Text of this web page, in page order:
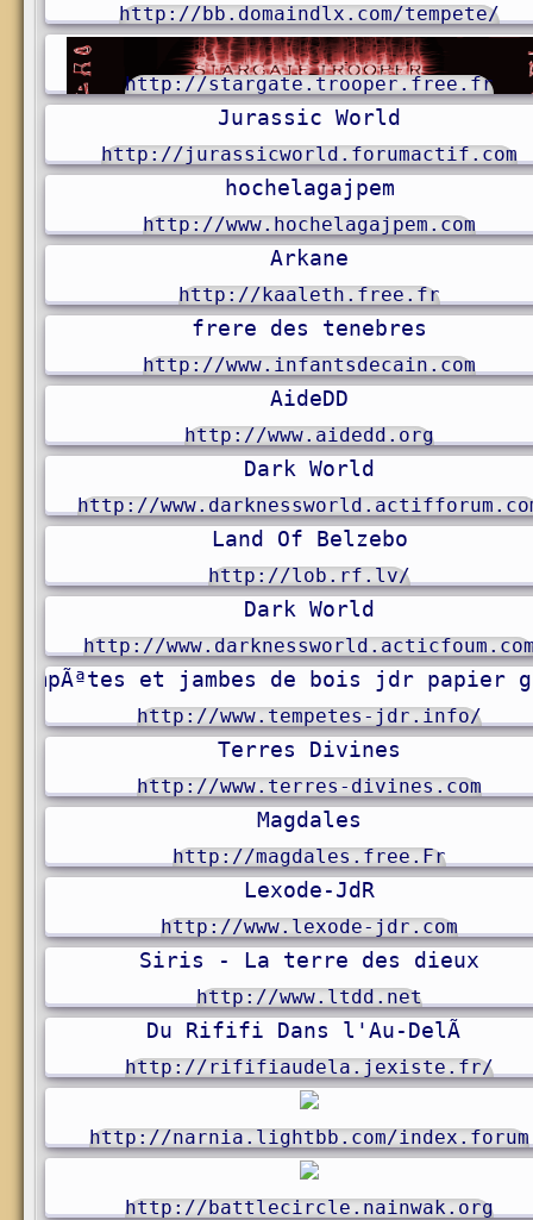
http://bb.domaindlx.com/tempete/
http://stargate.trooper.free.fr
Jurassic World
http://jurassicworld.forumactif.com
hochelagajpem
http://www.hochelagajpem.com
Arkane
http://kaaleth.free.fr
frere des tenebres
http://www.infantsdecain.com
AideDD
http://www.aidedd.org
Dark World
http://
Land Of Belzebo
http://lob.rf.lv/
Dark World
http://
tempÃªtes et jambes de bois jdr papier
http://www.tempetes-jdr.info/
Terres Divines
http://www.terres-divines.com
Magdales
http://magdales.free.Fr
Lexode-JdR
http://www.lexode-jdr.com
Siris - La terre des dieux
http://www.ltdd.net
Du Rififi Dans l'Au-DelÃ
http://rififiaudela.jexiste.fr/
http://narnia.lightbb.com/index.forum
http://battlecircle.nainwak.org